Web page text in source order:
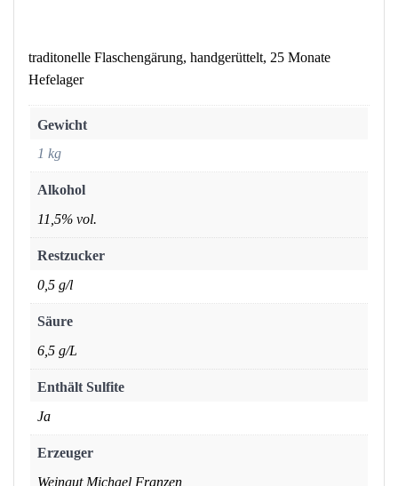
traditonelle Flaschengärung, handgerüttelt, 25 Monate
Hefelager
Gewicht
1 kg
Alkohol
11,5% vol.
Restzucker
0,5 g/l
Säure
6,5 g/L
Enthält Sulfite
Ja
Erzeuger
Weingut Michael Franzen,